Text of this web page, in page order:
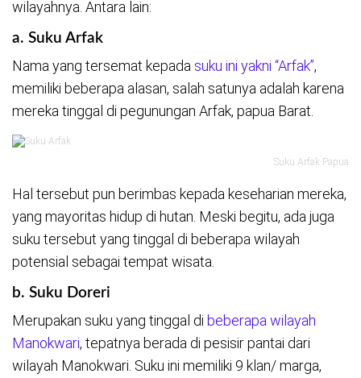
wilayahnya. Antara lain:
a. Suku Arfak
Nama yang tersemat kepada suku ini yakni “Arfak”,
memiliki beberapa alasan, salah satunya adalah karena
mereka tinggal di pegunungan Arfak, papua Barat.
Suku Arfak Papua
Hal tersebut pun berimbas kepada keseharian mereka,
yang mayoritas hidup di hutan. Meski begitu, ada juga
suku tersebut yang tinggal di beberapa wilayah
potensial sebagai tempat wisata.
b. Suku Doreri
Merupakan suku yang tinggal di beberapa wilayah
Manokwari, tepatnya berada di pesisir pantai dari
wilayah Manokwari. Suku ini memiliki 9 klan/ marga,